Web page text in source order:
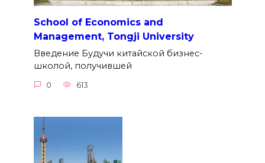
School of Economics and
Management, Tongji University
Введение Будучи китайской бизнес-
школой, получившей
0 613